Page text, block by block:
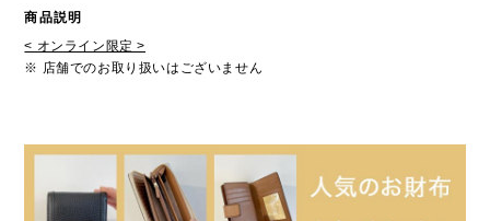
商品説明
< オンライン限定 >
※ 店舗でのお取り扱いはございません